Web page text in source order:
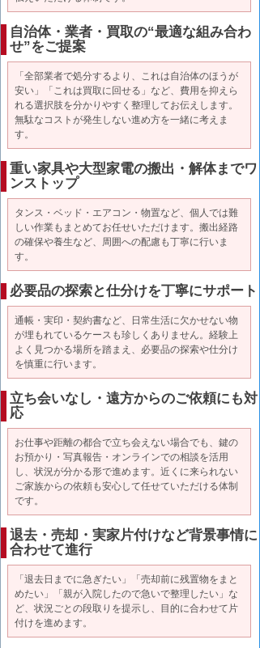
自治体・業者・買取の“最適な組み合わ
せ”をご提案
「全部業者で処分するより、これは自治体のほうが
安い」「これは買取に回せる」など、費用を抑えら
れる選択肢を分かりやすく整理してお伝えします。
無駄なコストが発生しない進め方を一緒に考えま
す。
重い家具や大型家電の搬出・解体までワ
ンストップ
タンス・ベッド・エアコン・物置など、個人では難
しい作業もまとめてお任せいただけます。搬出経路
の確保や養生など、周囲への配慮も丁寧に行いま
す。
必要品の探索と仕分けを丁寧にサポート
通帳・実印・契約書など、日常生活に欠かせない物
が埋もれているケースも珍しくありません。経験上
よく見つかる場所を踏まえ、必要品の探索や仕分け
を慎重に行います。
立ち会いなし・遠方からのご依頼にも対
応
お仕事や距離の都合で立ち会えない場合でも、鍵の
お預かり・写真報告・オンラインでの相談を活用
し、状況が分かる形で進めます。近くに来られない
ご家族からの依頼も安心して任せていただける体制
です。
退去・売却・実家片付けなど背景事情に
合わせて進行
「退去日までに急ぎたい」「売却前に残置物をまと
めたい」「親が入院したので急いで整理したい」な
ど、状況ごとの段取りを提示し、目的に合わせて片
付けを進めます。